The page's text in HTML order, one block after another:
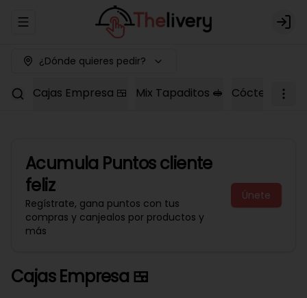
Abrir menu de navegación Login
¿Dónde quieres pedir?
Cajas Empresa 🍱 Mix Tapaditos 🥪 Cóctel Dulce
Acumula Puntos cliente
feliz
Regístrate, gana puntos con tus
compras y canjealos por productos y
más
Únete
Cajas Empresa 🍱